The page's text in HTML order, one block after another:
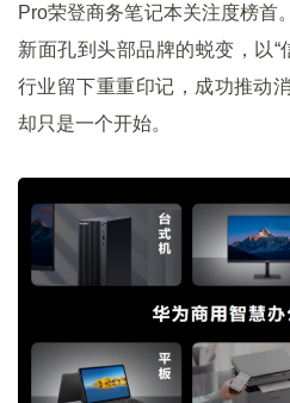
Pro荣登商务笔记本关注度榜首
新面孔到头部品牌的蜕变，以“
行业留下重重印记，成功推动
却只是一个开始。